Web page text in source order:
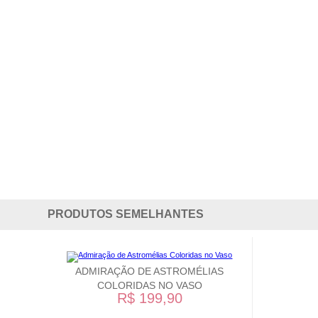
PRODUTOS SEMELHANTES
ADMIRAÇÃO DE ASTROMÉLIAS
COLORIDAS NO VASO
R$ 199,90